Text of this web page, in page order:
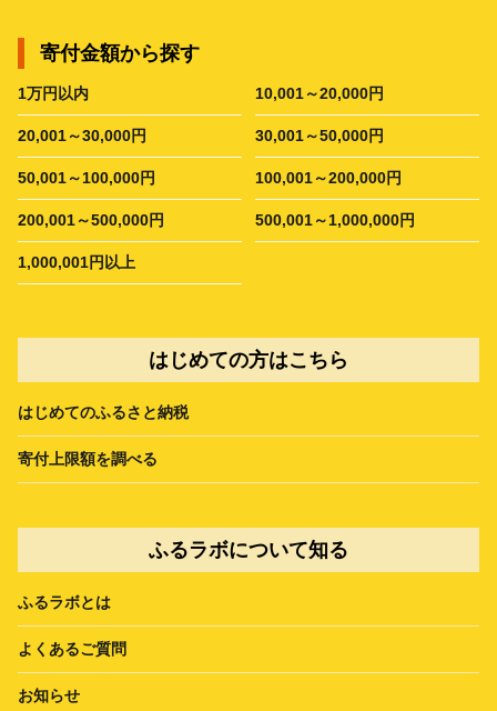
寄付金額から探す
1万円以内 10,001～20,000円
20,001～30,000円 30,001～50,000円
50,001～100,000円 100,001～200,000円
200,001～500,000円 500,001～1,000,000円
1,000,001円以上
はじめての方はこちら
はじめてのふるさと納税
寄付上限額を調べる
ふるラボについて知る
ふるラボとは
よくあるご質問
お知らせ